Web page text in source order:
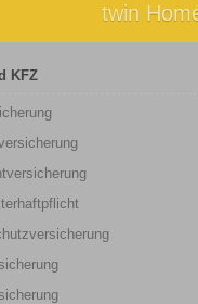
twin
KFZ